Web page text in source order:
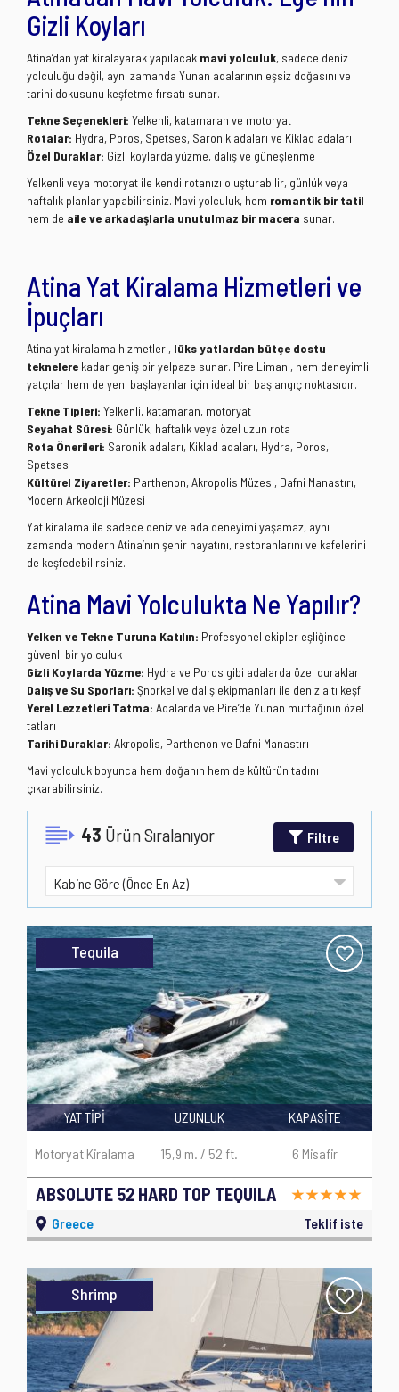
Gizli Koyları
Atina’dan yat kiralayarak yapılacak mavi yolculuk, sadece deniz
yolculuğu değil, aynı zamanda Yunan adalarının eşsiz doğasını ve
tarihi dokusunu keşfetme fırsatı sunar.
Tekne Seçenekleri: Yelkenli, katamaran ve motoryat
Rotalar: Hydra, Poros, Spetses, Saronik adaları ve Kiklad adaları
Özel Duraklar: Gizli koylarda yüzme, dalış ve güneşlenme
Yelkenli veya motoryat ile kendi rotanızı oluşturabilir, günlük veya
haftalık planlar yapabilirsiniz. Mavi yolculuk, hem romantik bir tatil
hem de aile ve arkadaşlarla unutulmaz bir macera sunar.
Atina Yat Kiralama Hizmetleri ve
İpuçları
Atina yat kiralama hizmetleri, lüks yatlardan bütçe dostu
teknelere kadar geniş bir yelpaze sunar. Pire Limanı, hem deneyimli
yatçılar hem de yeni başlayanlar için ideal bir başlangıç noktasıdır.
Tekne Tipleri: Yelkenli, katamaran, motoryat
Seyahat Süresi: Günlük, haftalık veya özel uzun rota
Rota Önerileri: Saronik adaları, Kiklad adaları, Hydra, Poros,
Spetses
Kültürel Ziyaretler: Parthenon, Akropolis Müzesi, Dafni Manastırı,
Modern Arkeoloji Müzesi
Yat kiralama ile sadece deniz ve ada deneyimi yaşamaz, aynı
zamanda modern Atina’nın şehir hayatını, restoranlarını ve kafelerini
de keşfedebilirsiniz.
Atina Mavi Yolculukta Ne Yapılır?
Yelken ve Tekne Turuna Katılın: Profesyonel ekipler eşliğinde
güvenli bir yolculuk
Gizli Koylarda Yüzme: Hydra ve Poros gibi adalarda özel duraklar
Dalış ve Su Sporları: Şnorkel ve dalış ekipmanları ile deniz altı keşfi
Yerel Lezzetleri Tatma: Adalarda ve Pire’de Yunan mutfağının özel
tatları
Tarihi Duraklar: Akropolis, Parthenon ve Dafni Manastırı
Mavi yolculuk boyunca hem doğanın hem de kültürün tadını
çıkarabilirsiniz.
43 Ürün Sıralanıyor Filtre
Tequila
ABSOLUTE 52 HARD TOP TEQUILA
YAT TİPİ
Motoryat Kiralama
UZUNLUK
15,9 m. / 52 ft.
KAPASİTE
6 Misafir
Greece Teklif iste
Shrimp